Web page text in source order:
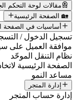
مقالات لوحة التحكم
🏡 الصفحة الرئيسية
أساسيات في الصفحة
تسجيل الدخول /
موافقة العميل على
نظام التنقل الموحّد
الصفحة الرئيسية
مساعد النمو
إدارة المتجر
إدارة حساب المتجر